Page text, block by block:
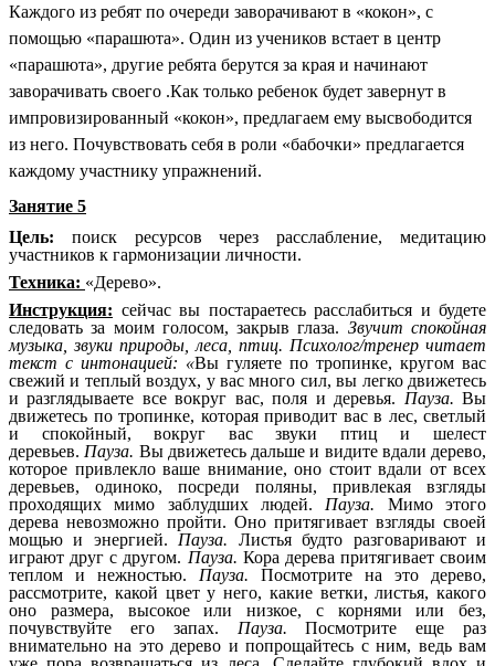
Каждого из ребят по очереди заворачивают в «кокон», с
помощью «парашюта». Один из учеников встает в центр
«парашюта», другие ребята берутся за края и начинают
заворачивать своего .Как только ребенок будет завернут в
импровизированный «кокон», предлагаем ему высвободится
из него. Почувствовать себя в роли «бабочки» предлагается
каждому участнику упражнений.
Занятие 5
Цель: поиск ресурсов через расслабление, медитацию
участников к гармонизации личности.
Техника: «Дерево».
Инструкция: сейчас вы постараетесь расслабиться и будете
следовать за моим голосом, закрыв глаза. Звучит спокойная
музыка, звуки природы, леса, птиц. Психолог/тренер читает
текст с интонацией: «Вы гуляете по тропинке, кругом вас
свежий и теплый воздух, у вас много сил, вы легко движетесь
и разглядываете все вокруг вас, поля и деревья. Пауза. Вы
движетесь по тропинке, которая приводит вас в лес, светлый
и спокойный, вокруг вас звуки птиц и шелест
деревьев. Пауза. Вы движетесь дальше и видите вдали дерево,
которое привлекло ваше внимание, оно стоит вдали от всех
деревьев, одиноко, посреди поляны, привлекая взгляды
проходящих мимо заблудших людей. Пауза. Мимо этого
дерева невозможно пройти. Оно притягивает взгляды своей
мощью и энергией. Пауза. Листья будто разговаривают и
играют друг с другом. Пауза. Кора дерева притягивает своим
теплом и нежностью. Пауза. Посмотрите на это дерево,
рассмотрите, какой цвет у него, какие ветки, листья, какого
оно размера, высокое или низкое, с корнями или без,
почувствуйте его запах. Пауза. Посмотрите еще раз
внимательно на это дерево и попрощайтесь с ним, ведь вам